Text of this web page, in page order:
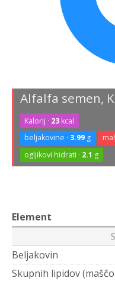
Alfalfa semen,
Kalorij · 23 kcal
beljakovine · 3.99 g
ogljikovi hidrati · 2.1 g
Element
Beljakovin
Skupnih lipidov